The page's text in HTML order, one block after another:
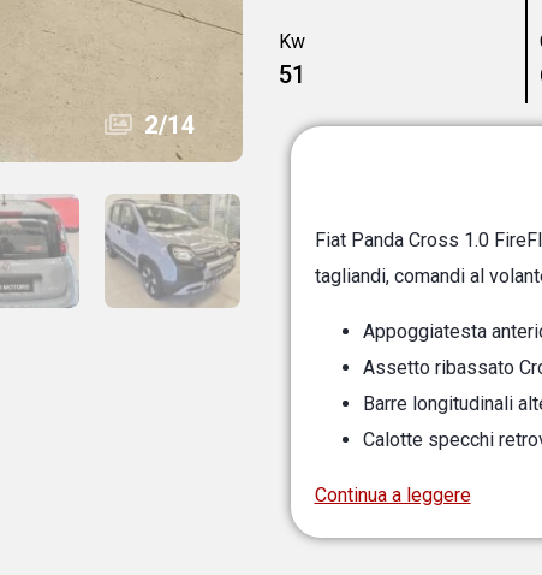
3/14
Kw
51
Fiat Panda Cross 1.0
tagliandi, comandi al
Appoggiatesta
Assetto ribassato
Barre longitudinali
Calotte specchi
Continua a leggere